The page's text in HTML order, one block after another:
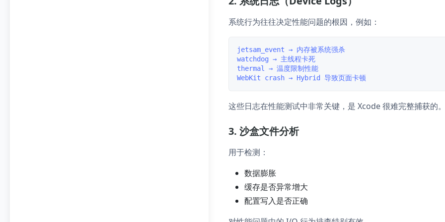
系统行为往往决定性能问题的根因，例如：
jetsam_event → 内存被系统强杀
watchdog → 主线程卡死
thermal → 温度限制性能
这些日志在性能测试中非常关键，是 Xcode 很难完整捕获的
3. 沙盒文件分析
用于检测：
数据膨胀
缓存是否异常增大
配置写入是否正确